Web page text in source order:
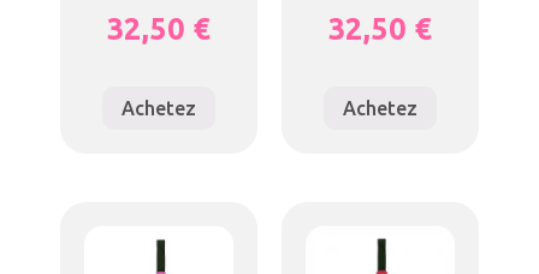
32,50 €
Achetez
32,50 €
Achetez